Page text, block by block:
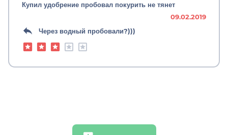
Купил удобрение пробовал покурить не тянет
09.02.2019
Через водный пробовали?)))